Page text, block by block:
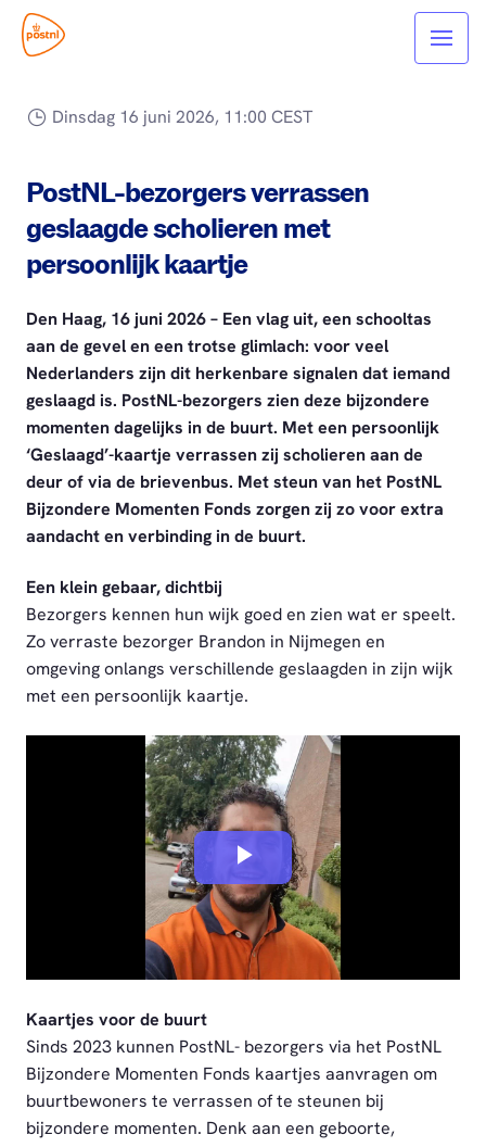
Dinsdag 16 juni 2026, 11:00 CEST
PostNL-bezorgers verrassen
geslaagde scholieren met
persoonlijk kaartje
Den Haag, 16 juni 2026 – Een vlag uit, een schooltas
aan de gevel en een trotse glimlach: voor veel
Nederlanders zijn dit herkenbare signalen dat iemand
geslaagd is. PostNL-bezorgers zien deze bijzondere
momenten dagelijks in de buurt. Met een persoonlijk
‘Geslaagd’-kaartje verrassen zij scholieren aan de
deur of via de brievenbus. Met steun van het PostNL
Bijzondere Momenten Fonds zorgen zij zo voor extra
aandacht en verbinding in de buurt.
Een klein gebaar, dichtbij
Bezorgers kennen hun wijk goed en zien wat er speelt.
Zo verraste bezorger Brandon in Nijmegen en
omgeving onlangs verschillende geslaagden in zijn wijk
met een persoonlijk kaartje.
Play
Video
Kaartjes voor de buurt
Sinds 2023 kunnen PostNL- bezorgers via het PostNL
Bijzondere Momenten Fonds kaartjes aanvragen om
buurtbewoners te verrassen of te steunen bij
bijzondere momenten. Denk aan een geboorte,